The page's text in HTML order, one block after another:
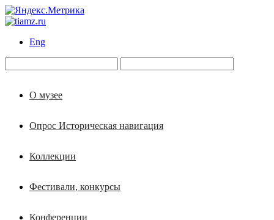
Eng
О музее
Опрос Историческая навигация
Коллекции
Фестивали, конкурсы
Конференции